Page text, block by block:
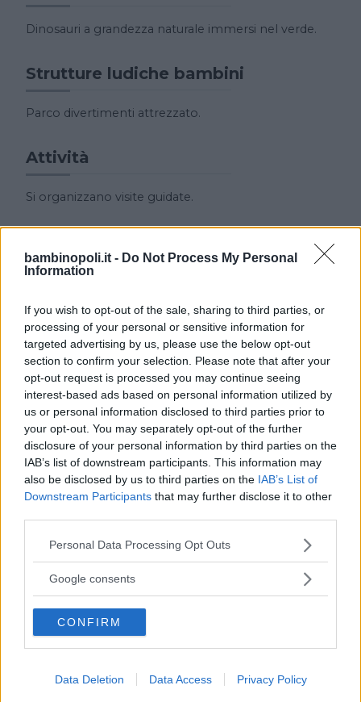
bambinopoli.it - Do Not Process My Personal
Information
If you wish to opt-out of the sale, sharing to third parties, or
processing of your personal or sensitive information for
targeted advertising by us, please use the below opt-out
section to confirm your selection. Please note that after your
opt-out request is processed you may continue seeing
interest-based ads based on personal information utilized by
us or personal information disclosed to third parties prior to
your opt-out. You may separately opt-out of the further
disclosure of your personal information by third parties on the
IAB’s list of downstream participants. This information may
also be disclosed by us to third parties on the IAB’s List of
Downstream Participants that may further disclose it to other
Please note that this website/app uses one or more Google
not limited to your visit or usage behaviour. You may click to
use your data for below specified purposes in below Google
consent section.
Personal Data Processing Opt Outs
Google consents
CONFIRM
Data Deletion Data Access Privacy Policy
Dinosauri a grandezza naturale immersi nel verde.
Strutture ludiche bambini
Parco divertimenti attrezzato.
Attività
Si organizzano visite guidate.
superstrada Firenze-Pisa-Livorno uscita Pontedera,
poi seguire per Peccioli; in treno: stazione FS di
Pontedera e poi autobus fino a Peccioli.
Cerca altre strutture
Valigie per il Parto